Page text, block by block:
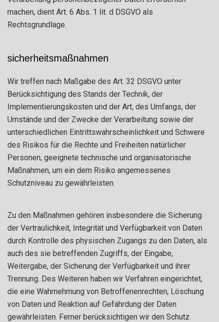
machen, dient Art. 6 Abs. 1 lit. d DSGVO als
Rechtsgrundlage.
sicherheitsmaßnahmen
Wir treffen nach Maßgabe des Art. 32 DSGVO unter
Berücksichtigung des Stands der Technik, der
Implementierungskosten und der Art, des Umfangs, der
Umstände und der Zwecke der Verarbeitung sowie der
unterschiedlichen Eintrittswahrscheinlichkeit und Schwere
des Risikos für die Rechte und Freiheiten natürlicher
Personen, geeignete technische und organisatorische
Maßnahmen, um ein dem Risiko angemessenes
Schutzniveau zu gewährleisten.
Zu den Maßnahmen gehören insbesondere die Sicherung
der Vertraulichkeit, Integrität und Verfügbarkeit von Daten
durch Kontrolle des physischen Zugangs zu den Daten, als
auch des sie betreffenden Zugriffs, der Eingabe,
Weitergabe, der Sicherung der Verfügbarkeit und ihrer
Trennung. Des Weiteren haben wir Verfahren eingerichtet,
die eine Wahrnehmung von Betroffenenrechten, Löschung
von Daten und Reaktion auf Gefährdung der Daten
gewährleisten. Ferner berücksichtigen wir den Schutz